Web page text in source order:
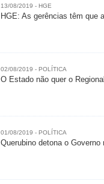
13/08/2019 - HGE
HGE: As gerências têm que
02/08/2019 - POLÍTICA
O Estado não quer o
01/08/2019 - POLÍTICA
Querubino detona o Governo